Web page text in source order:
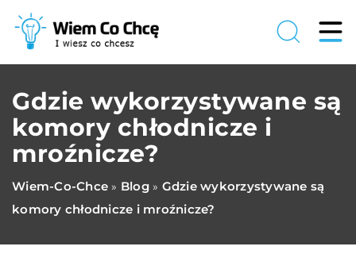
Gdzie wykorzystywane są
komory chłodnicze i
mroźnicze?
Wiem-Co-Chce » Blog» Gdzie wykorzystywane są
komory chłodnicze i mroźnicze?